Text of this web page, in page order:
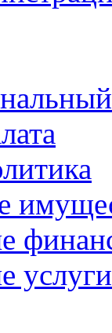
услуги